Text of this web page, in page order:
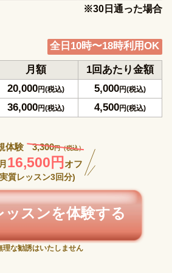
※30日通った場合
全日10時〜18時利用OK
月額
1回あたり金額
20,000円(税込) 5,000円(税込)
36,000円(税込) 4,500円(税込)
体験 3,300円（税込）
16,500円 オフ
質レッスン3回分)
ッスンを体験する
な勧誘はいたしません